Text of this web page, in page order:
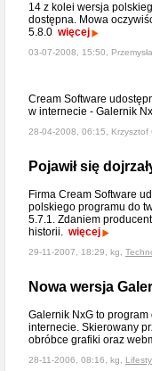
14 z kolei wersja
dostępna. Mowa
5.8.0 więcej
03-07-2008, 15:50,
Cream Software
w internecie - Galernik
28-04-2008, 06:15, Krzysztof
Pojawił się
Firma Cream Software
polskiego programu do
5.7.1. Zdaniem
historii. więcej
29-11-2007, 18:29, kg,
Nowa wersja
Galernik NxG to
internecie. Skierowany
obróbce grafiki oraz
28-11-2006, 08:16, kg,